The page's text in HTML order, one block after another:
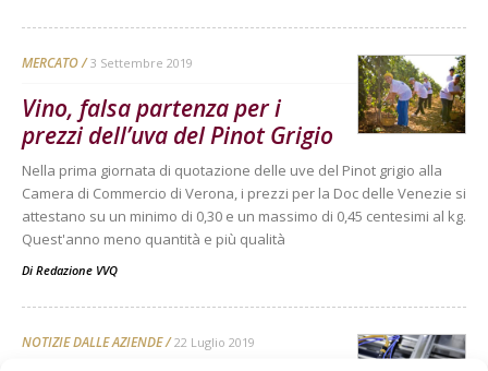
MERCATO 3 Settembre 2019
Vino, falsa partenza per i
prezzi dell’uva del Pinot Grigio
Nella prima giornata di quotazione delle uve del Pinot grigio alla
Camera di Commercio di Verona, i prezzi per la Doc delle Venezie si
attestano su un minimo di 0,30 e un massimo di 0,45 centesimi al kg.
Quest'anno meno quantità e più qualità
Di Redazione VVQ
NOTIZIE DALLE AZIENDE 22 Luglio 2019